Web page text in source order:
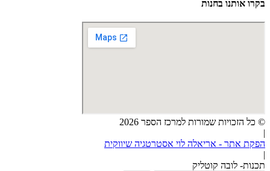
בקרו אותנו בחנות
© כל הזכויות שמורות למרכז הספר 2026
|
הפקת אתר - אריאלה לוי אסטרטגיה שיווקית
|
תכנות- לובה קוטליק